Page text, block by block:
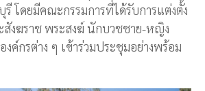
รี โดยมีคณะกรรมการที่ได้รับการแต่งตั้ง
สังฆราช พระสงฆ์ นักบวชชาย-หญิง
งค์กรต่าง ๆ เข้าร่วมประชุมอย่างพร้อม